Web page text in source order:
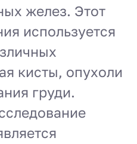
желез. Этот
используется
кисты, опухоли
груди.